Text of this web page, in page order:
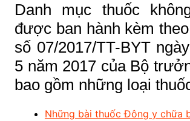
Danh mục thuốc
được ban hành kèm
số 07/2017/TT-BYT
5 năm 2017 của Bộ
bao gồm những loại
Những bài thuốc Đông y chữa